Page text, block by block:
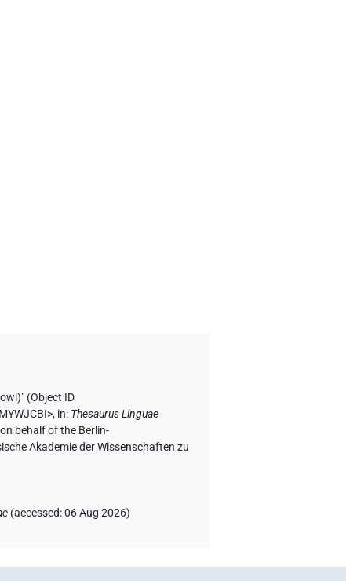
(Object ID
, in: Thesaurus Linguae
behalf of the Berlin-
Akademie der Wissenschaften zu
(accessed:06 Aug 2026)